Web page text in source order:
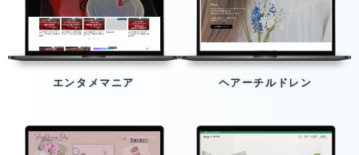
エンタメマニア ヘアーチルドレン